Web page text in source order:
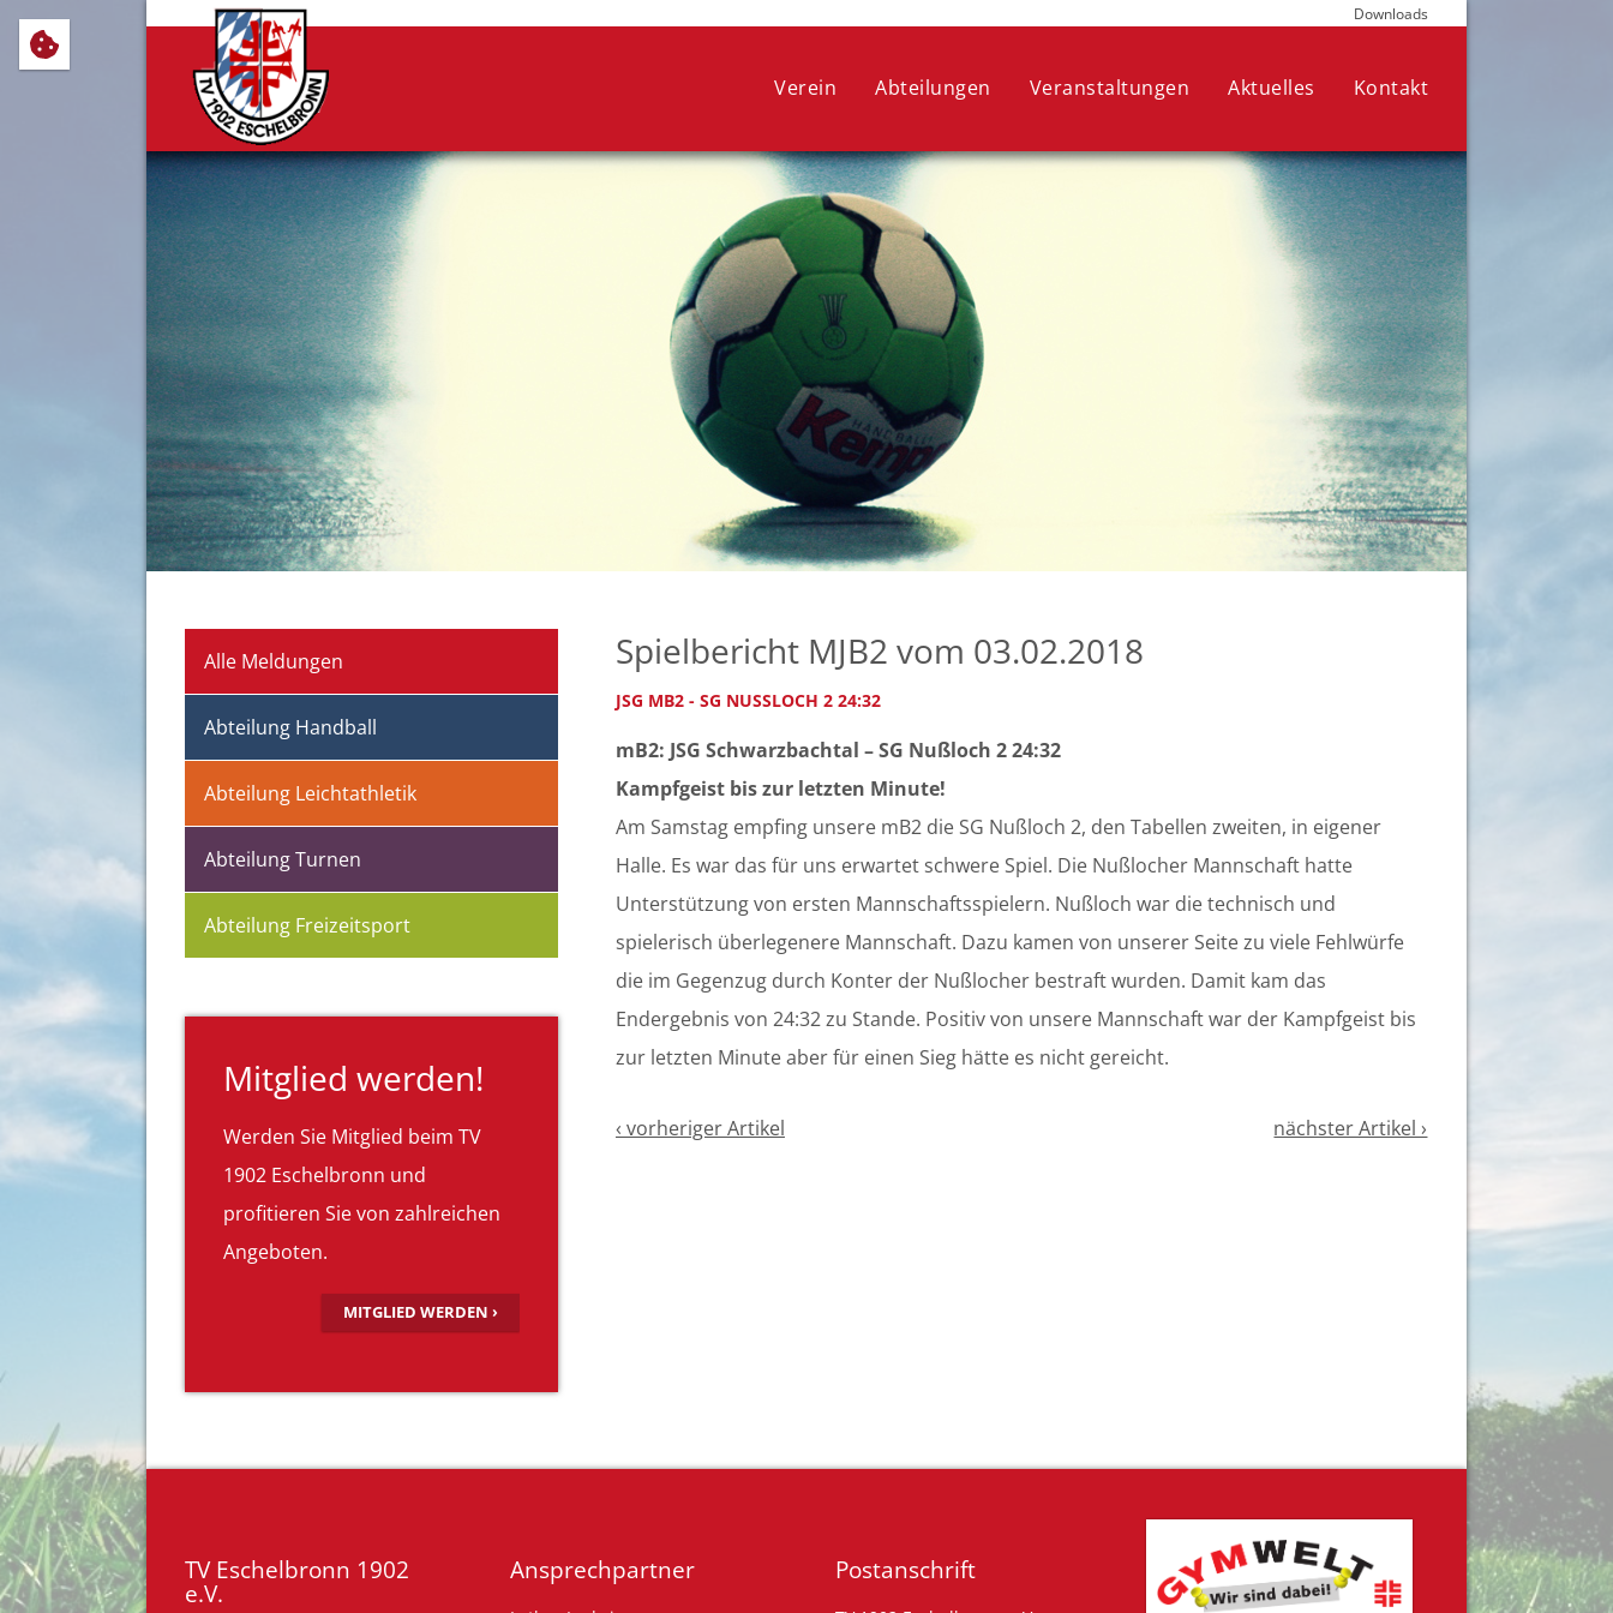
Wir verwenden Cookies, um Ihnen ein optimales Webseitenerlebnis zu bieten. Dazu zählen Cookies, die für den Betrieb der Seite
notwendig sind, sowie solche, die lediglich zu anonymen Statistikzwecken genutzt werden. Sie können Ihre Auswahl jederzeit in den
Cookie-Einstellungen anpassen oder widerrufen.
COOKIE-EINSTELLUNGEN
ALLE ABLEHNEN
ALLE AUSWÄHLEN
ImpressumDatenschutz
Downloads
Verein Abteilungen Veranstaltungen Aktuelles Kontakt
Alle Meldungen
Abteilung Handball
Abteilung Leichtathletik
Abteilung Turnen
Abteilung Freizeitsport
Mitglied werden!
Werden Sie Mitglied beim TV
1902 Eschelbronn und
profitieren Sie von zahlreichen
Angeboten.
MITGLIED WERDEN ›
Spielbericht MJB2 vom 03.02.2018
JSG MB2 - SG NUSSLOCH 2 24:32
mB2: JSG Schwarzbachtal – SG Nußloch 2 24:32
Kampfgeist bis zur letzten Minute!
Am Samstag empfing unsere mB2 die SG Nußloch 2, den Tabellen zweiten, in eigener
Halle. Es war das für uns erwartet schwere Spiel. Die Nußlocher Mannschaft hatte
Unterstützung von ersten Mannschaftsspielern. Nußloch war die technisch und
spielerisch überlegenere Mannschaft. Dazu kamen von unserer Seite zu viele Fehlwürfe
die im Gegenzug durch Konter der Nußlocher bestraft wurden. Damit kam das
Endergebnis von 24:32 zu Stande. Positiv von unsere Mannschaft war der Kampfgeist bis
zur letzten Minute aber für einen Sieg hätte es nicht gereicht.
‹ vorheriger Artikel nächster Artikel ›
TV Eschelbronn 1902
e.V.
Ansprechpartner Postanschrift